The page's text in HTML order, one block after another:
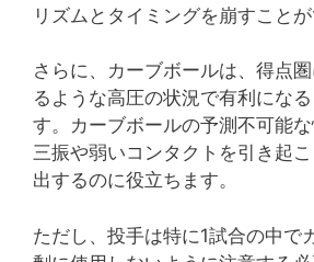
リズムとタイミングを崩すことが
さらに、カーブボールは、得点
るような高圧の状況で有利にな
す。カーブボールの予測不可能
三振や弱いコンタクトを引き起
出するのに役立ちます。
ただし、投手は特に1試合の中で